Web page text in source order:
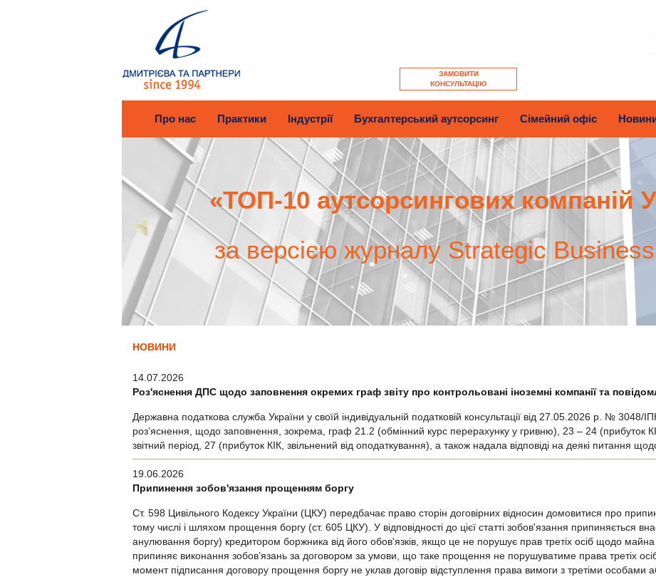
ЗАМОВИТИ
КОНСУЛЬТАЦІЮ
Про нас Практики Індустрії Бухгалтерський аутсорсинг Сімейний офіс
«ТОП-10 аутсорсингових компаній
за версією журналу Strategic
НОВИНИ
14.07.2026
Роз'яснення ДПС щодо заповнення окремих граф звіту про контрольовані іноземні компанії та
Державна податкова служба України у своїй індивідуальній податковій консультації від 27.05.2026 р. №
роз’яснення, щодо заповнення, зокрема, граф 21.2 (обмінний курс перерахунку у гривню), 23 – 24 (прибуток
звітний період, 27 (прибуток КІК, звільнений від оподаткування), а також надала відповіді на деякі питання
19.06.2026
Припинення зобов'язання прощенням боргу
Ст. 598 Цивільного Кодексу України (ЦКУ) передбачає право сторін договірних відносин домовитися про
тому числі і шляхом прощення боргу (ст. 605 ЦКУ). У відповідності до цієї статті зобов'язання припиняється
анулювання боргу) кредитором боржника від його обов'язків, якщо це не порушує прав третіх осіб щодо
припиняє виконання зобов’язань за договором за умови, що таке прощення не порушуватиме права третіх
момент підписання договору прощення боргу не уклав договір відступлення права вимоги з третіми особами